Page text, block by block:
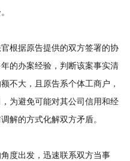
据原告提供的双方签署的协
的办案经验，判断该案事实清
不大，且原告系个体工商户，
为避免可能对其公司信用和经
解的方式化解双方矛盾。
度出发，迅速联系双方当事